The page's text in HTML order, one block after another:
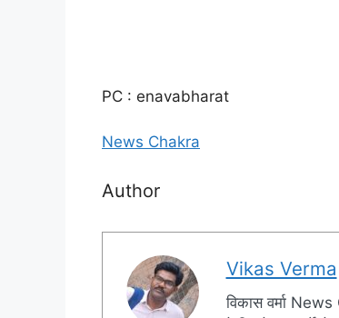
PC : enavabharat
News Chakra
Author
Vikas Verma
विकास वर्मा